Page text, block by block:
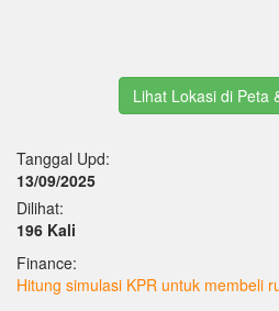
Lihat Lokasi di Peta
Tanggal Upd:
13/09/2025
Dilihat:
196 Kali
Finance:
Hitung simulasi KPR untuk membeli